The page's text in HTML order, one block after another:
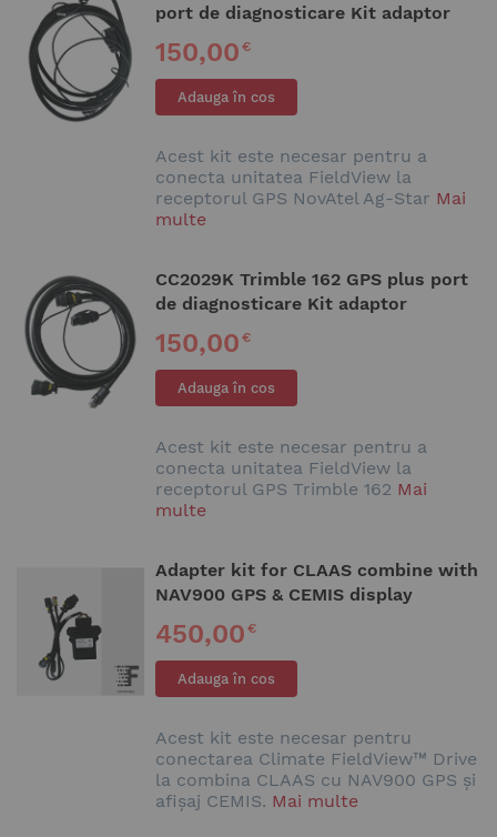
port de diagnosticare Kit adaptor
150,00€
Adauga în cos
Acest kit este necesar pentru a
conecta unitatea FieldView la
receptorul GPS NovAtel Ag-Star Mai
multe
CC2029K Trimble 162 GPS plus port
de diagnosticare Kit adaptor
150,00€
Adauga în cos
Acest kit este necesar pentru a
conecta unitatea FieldView la
receptorul GPS Trimble 162 Mai
multe
Adapter kit for CLAAS combine with
NAV900 GPS & CEMIS display
450,00€
Adauga în cos
Acest kit este necesar pentru
conectarea Climate FieldView™ Drive
la combina CLAAS cu NAV900 GPS și
afișaj CEMIS. Mai multe